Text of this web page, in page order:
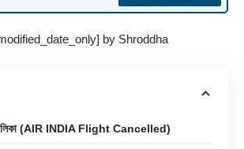
by Shroddha
তালিকা (AIR INDIA Flight Cancelled)